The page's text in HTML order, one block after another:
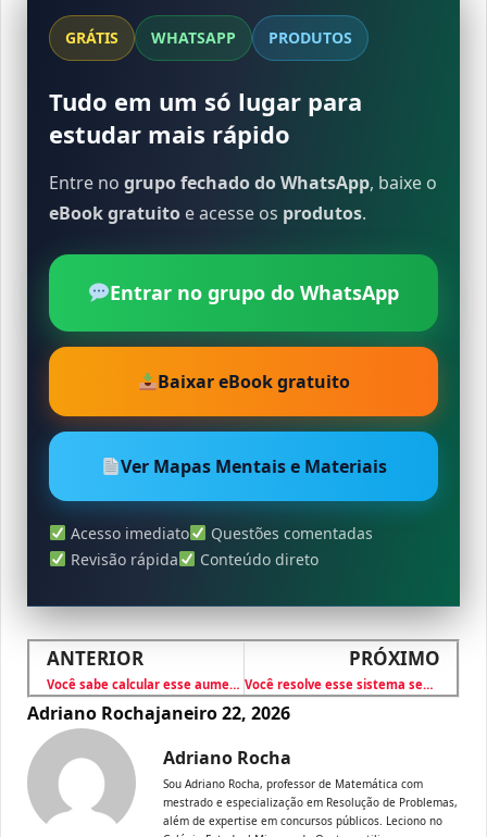
GRÁTIS WHATSAPP PRODUTOS
Tudo em um só lugar para
estudar mais rápido
Entre no grupo fechado do WhatsApp, baixe o
eBook gratuito e acesse os produtos.
Entrar no grupo do WhatsApp
Baixar eBook gratuito
Ver Mapas Mentais e Materiais
Acesso imediato
Questões comentadas
Revisão rápida
Conteúdo direto
ANTERIOR
Você sabe calcular esse aumento percentual?
PRÓXIMO
Você resolve esse sistema sem errar?
Adriano Rochajaneiro 22, 2026
Adriano Rocha
Sou Adriano Rocha, professor de Matemática com
mestrado e especialização em Resolução de Problemas,
além de expertise em concursos públicos. Leciono no